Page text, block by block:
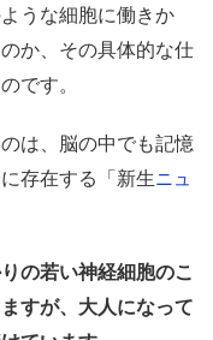
うな細胞に働きか
か、その具体的な仕
です。
は、脳の中でも記憶
存在する「新生ニュ
の若い神経細胞のこ
すが、大人になって